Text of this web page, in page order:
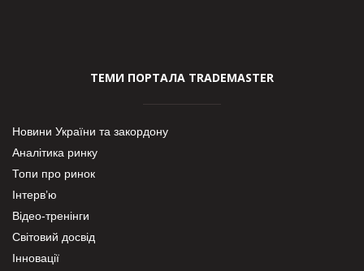
ТЕМИ ПОРТАЛА TRADEMASTER
Новини України та закордону
Аналітика ринку
Топи про ринок
Інтерв’ю
Відео-тренінги
Світовий досвід
Інновації